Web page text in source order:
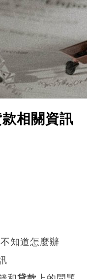
相關資訊
知道怎麼辦